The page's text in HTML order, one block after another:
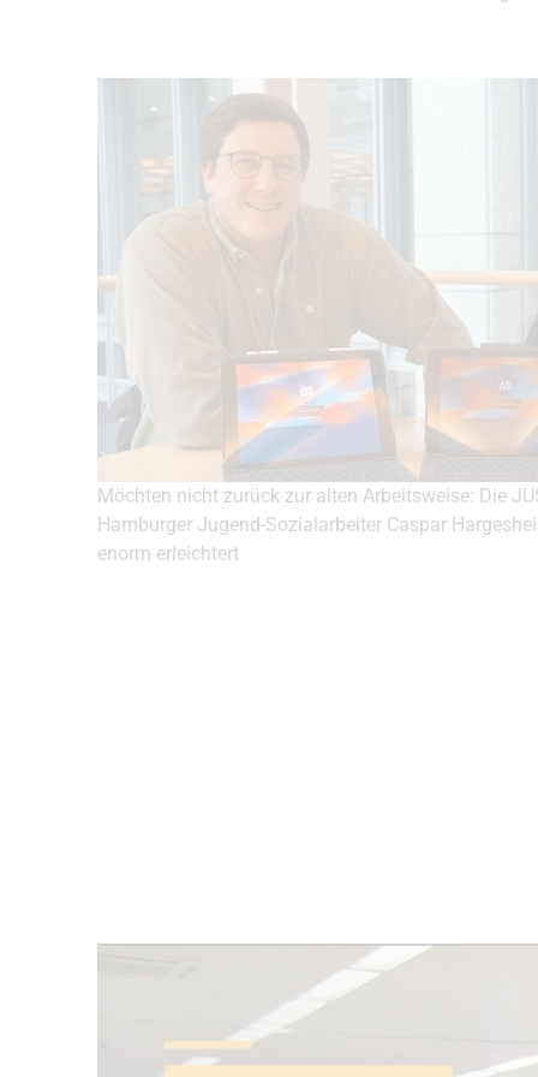
Möchten nicht zurück zur alten Arbeitsweise: Die
Hamburger Jugend-Sozialarbeiter Caspar
enorm erleichtert